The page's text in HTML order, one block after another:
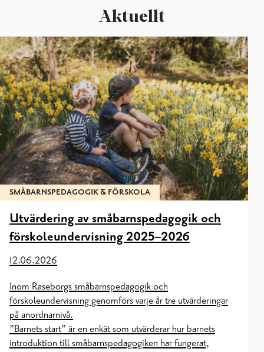
Skapa Position 2023-2026
Nätverket
Projektinfo
STIG-projektet– En motionsstig för barn och unga
Aktuellt
SMÅBARNSPEDAGOGIK & FÖRSKOLA
Utvärdering av småbarnspedagogik och
förskoleundervisning 2025–2026
12.06.2026
Inom Raseborgs småbarnspedagogik och
förskoleundervisning genomförs varje år tre utvärderingar
på anordnarnivå.
”Barnets start” är en enkät som utvärderar hur barnets
introduktion till småbarnspedagogiken har fungerat,